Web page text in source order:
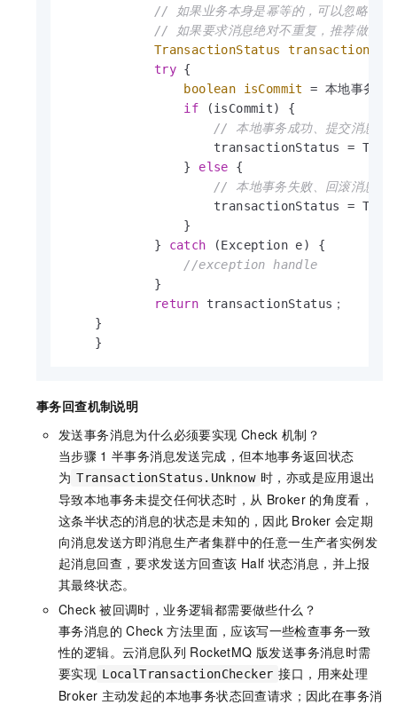
// 如果业务本身是幂等的，可以忽略，
// 如果要求消息绝对不重复，推荐做法
TransactionStatus
try {
boolean
isCommit = 本地事务执
if (isCommit) {
// 本地事务成功、提交消息。
transactionStatus =
                }
else {
// 本地事务失败、回滚消息。
transactionStatus =
                }
            }
catch (Exception e) {
//exception handle
            }
return transactionStatus；
    }
    }
事务回查机制说明
发送事务消息为什么必须要实现 Check 机制？
当步骤 1 半事务消息发送完成，但本地事务返回状态
为 TransactionStatus.Unknow 时，亦或是应用退出
导致本地事务未提交任何状态时，从 Broker 的角度看，
这条半状态的消息的状态是未知的，因此 Broker 会定期
向消息发送方即消息生产者集群中的任意一生产者实例发
起消息回查，要求发送方回查该 Half 状态消息，并上报
其最终状态。
Check 被回调时，业务逻辑都需要做些什么？
事务消息的 Check 方法里面，应该写一些检查事务一致
性的逻辑。 云消息队列 RocketMQ 版发送事务消息时需
要实现 LocalTransactionChecker 接口，用来处理
Broker 主动发起的本地事务状态回查请求；因此在事务消